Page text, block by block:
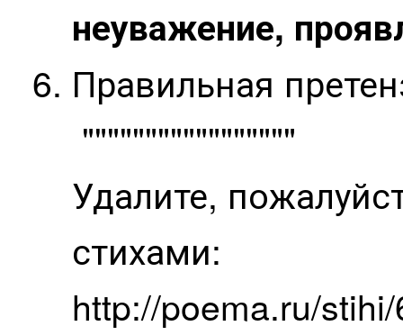
неуважение,
Правильная
"""""""""""""""""
Удалите,
стихами:
http://poema.ru/